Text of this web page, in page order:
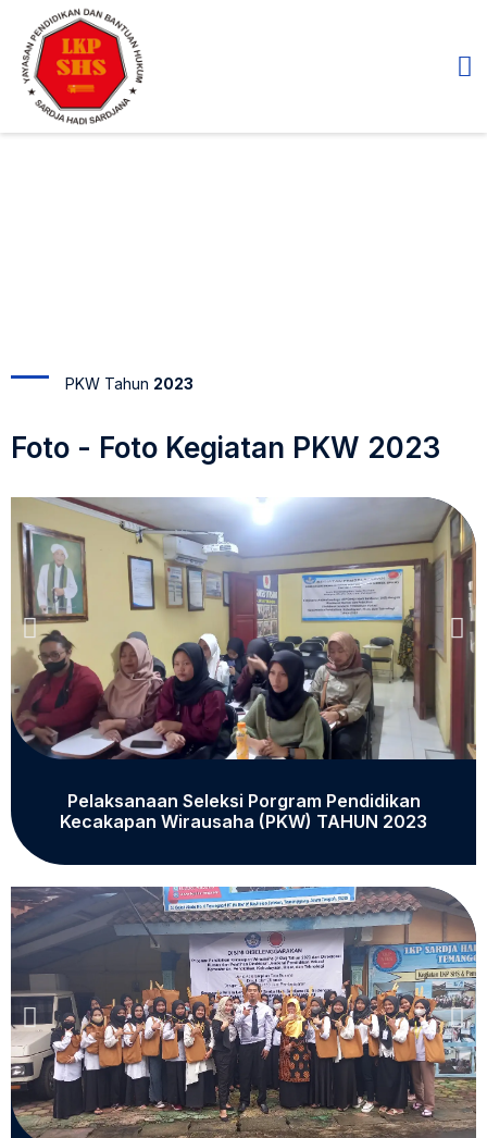
PKW Tahun 2023
Foto - Foto Kegiatan PKW 2023
Pelaksanaan Seleksi Porgram Pendidikan
Kecakapan Wirausaha (PKW) TAHUN 2023